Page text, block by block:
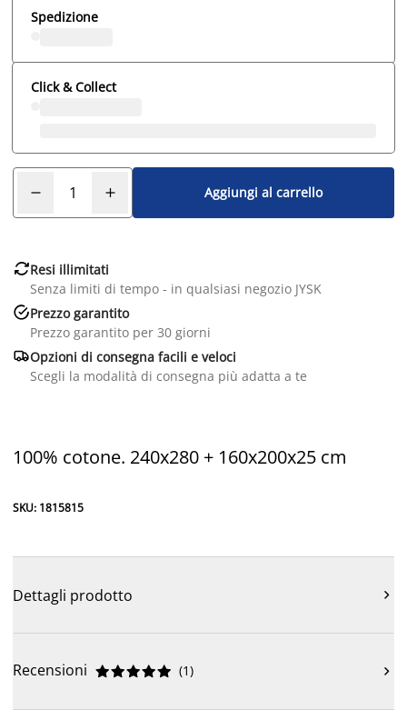
Spedizione
Click & Collect
Aggiungi al carrello
Resi illimitati
Senza limiti di tempo - in qualsiasi negozio JYSK
Prezzo garantito
Prezzo garantito per 30 giorni
Opzioni di consegna facili e veloci
Scegli la modalità di consegna più adatta a te
100% cotone. 240x280 + 160x200x25 cm
SKU: 1815815
Dettagli prodotto 
Recensioni 




 (1) 